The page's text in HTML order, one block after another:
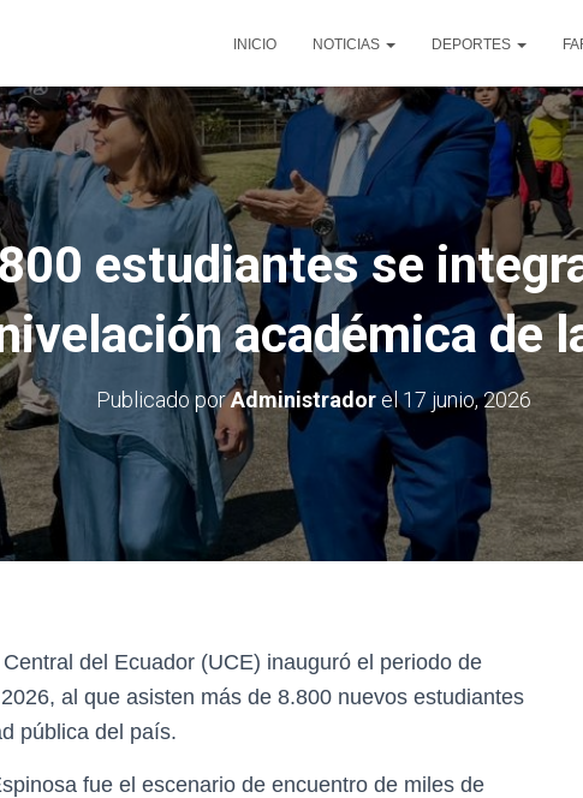
INICIO NOTICIAS DEPORTES
estudiantes se
académica de
Publicado porAdministradorel17 junio, 2026
del Ecuador (UCE) inauguró el periodo de
al que asisten más de 8.800 nuevos estudiantes
pública del país.
fue el escenario de encuentro de miles de